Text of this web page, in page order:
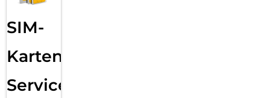
SIM-
Karten
Service: